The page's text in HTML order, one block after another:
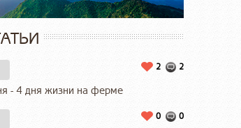
2
2
- 4 дня жизни на ферме
0
0